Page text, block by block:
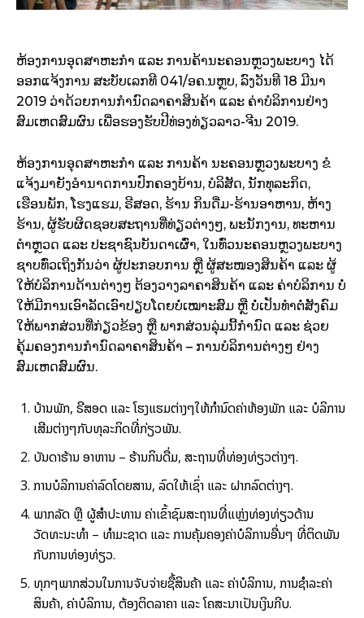
ຫ້ອງການອຸດສາຫະກຳ ແລະ ການຄ້ານະຄອນຫຼວງພະບາງ ໄດ້
ອອກແຈ້ງການ ສະບັບເລກທີ 041/ອຄ.ນຫຼບ, ລົງວັນທີ 18 ມີນາ
2019 ວ່າດ້ວຍການກຳນົດລາຄາສິນຄ້າ ແລະ ຄ່າບໍລິການຢ່າງ
ສົມເຫດສົມຜົນ ເພື່ອຮອງຮັບປີທ່ອງທ່ຽວລາວ-ຈີນ 2019.
ຫ້ອງການອຸດສາຫະກຳ ແລະ ການຄ້າ ນະຄອນຫຼວງພະບາງ ຂໍ
ແຈ້ງມາຍັງອຳນາດການປົກຄອງບ້ານ, ບໍລິສັດ, ນັກທຸລະກິດ,
ເຮືອນພັກ, ໂຮງແຮມ, ຣີສອດ, ຮ້ານ ກິນດື່ມ-ຮ້ານອາຫານ,​ ຫ້າງ
ຮ້ານ, ຜູ້ຮັບຜິດຊອບສະຖານທີ່ທ່ຽວຕ່າງໆ, ພະນັກງານ, ທະຫານ
ຕຳຫຼວດ ແລະ ປະຊາຊົນບັນດາເຜົ່າ, ໃນທົ່ວນະຄອນຫຼວງພະບາງ
ຊາບທົ່ວເຖິງກັນວ່າ ຜູ້ປະກອບການ ຫຼື ຜູ້ສະໜອງສິນຄ້າ ແລະ ຜູ້
ໃຫ້ບໍລິການດ້ານຕ່າງໆ ຕ້ອງວາງລາຄາສິນຄ້າ ແລະ ຄ່າບໍລິການ ບໍ່
ໃຫ້ມີການເອົາລັດເອົາປຽບໂດຍບໍ່ເໝາະສົມ ຫຼື ບໍ່ເປັນທຳຕໍ່ສັງຄົມ
ໃຫ້ພາກສ່ວນທີ່ກ່ຽວຂ້ອງ ຫຼື ພາກສ່ວນລຸ່ມນີ້ກຳນົດ ແລະ ຊ່ວຍ
ຄຸ້ມຄອງການກຳນົດລາຄາສິນຄ້າ – ການບໍລິການຕ່າງໆ ຢ່າງ
ສົມເຫດສົມຜົນ.
ບ້ານພັກ, ຣີສອດ ແລະ ໂຮງແຮມຕ່າງໆໃຫ້ກຳນົດຄ່າຫ້ອງພັກ ແລະ ບໍລິການ
ເສີມຕ່າງໆກັບທຸລະກິດທີ່ກ່ຽວພັນ.
ບັນດາຮ້ານ ອາຫານ – ຮ້ານກິນດື່ມ, ສະຖານທີ່ທ່ອງທ່ຽວຕ່າງໆ.
ການບໍລິການຄ່າລົດໂດຍສານ, ລົດໃຫ້ເຊົ່າ ແລະ ຝາກລົດຕ່າງໆ.
ພາກລັດ ຫຼື ຜູ້ສຳປະທານ ຄ່າເຂົ້າຊົມສະຖານທີ່ແຫຼ່ງທ່ອງທ່ຽວດ້ານ
ວັດທະນະທຳ – ທຳມະຊາດ ແລະ ການຄຸ້ມຄອງຄ່າບໍລິການອື່ນໆ ທີ່ຕິດພັນ
ກັບການທ່ອງທ່ຽວ.
ທຸກໆພາກສ່ວນໃນການຈັບຈ່າຍຊື້ສິນຄ້າ ແລະ ຄ່າບໍລິການ, ການຊຳລະຄ່າ
ສິນຄ້າ, ຄ່າບໍລິການ, ຕ້ອງຕິດລາຄາ ແລະ ໂຄສະນາເປັນເງິນກີບ.